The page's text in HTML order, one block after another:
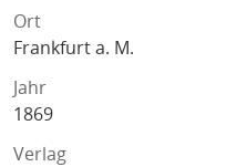
Ort
Frankfurt a. M.
Jahr
1869
Verlag